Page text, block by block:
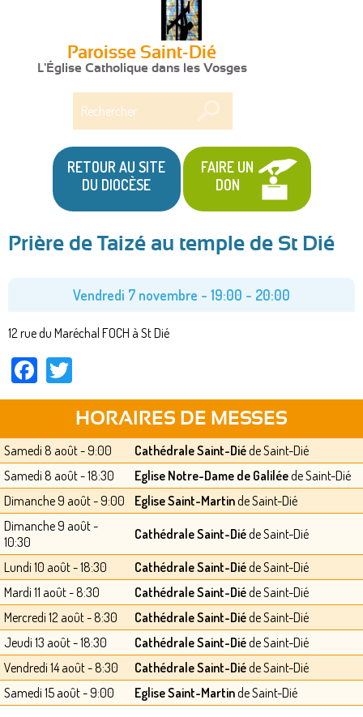
Paroisse Saint-Dié
L'Église Catholique dans les Vosges
RETOUR AU SITE
DU DIOCÈSE
FAIRE UN
DON
ici
Prière de Taizé au temple de St Dié
Vendredi 7 novembre - 19:00 - 20:00
12 rue du Maréchal FOCH à St Dié
Facebook
HORAIRES DE MESSES
Samedi 8 août - 9:00 Cathédrale Saint-Diéde Saint-Dié
Samedi 8 août - 18:30
Eglise Notre-Dame de Galiléede Saint-Dié
Dimanche 9 août - 9:00
Eglise Saint-Martinde Saint-Dié
Dimanche 9 août -
10:30
Cathédrale Saint-Diéde Saint-Dié
Lundi 10 août - 18:30 Cathédrale Saint-Diéde Saint-Dié
Mardi 11 août - 8:30
Cathédrale Saint-Diéde Saint-Dié
Mercredi 12 août - 8:30
Cathédrale Saint-Diéde Saint-Dié
Jeudi 13 août - 18:30
Cathédrale Saint-Diéde Saint-Dié
Vendredi 14 août - 8:30
Cathédrale Saint-Diéde Saint-Dié
Samedi 15 août - 9:00
Eglise Saint-Martinde Saint-Dié